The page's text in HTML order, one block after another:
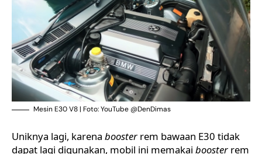
Mesin E30 V8 | Foto: YouTube @DenDimas
Uniknya lagi, karena booster rem bawaan E30 tidak
dapat lagi digunakan, mobil ini memakai booster rem